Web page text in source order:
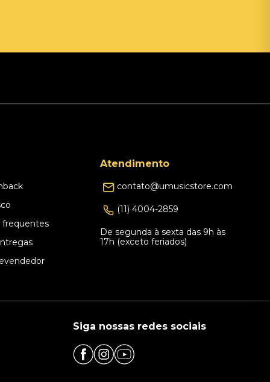
frequentes
Atendimento
contato@umusicstore.com
(11) 4004-2859
De segunda à sexta das 9h às
17h (exceto feriados)
Siga nossas redes sociais